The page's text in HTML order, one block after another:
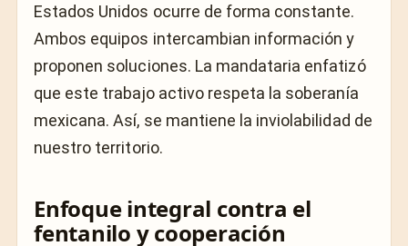
Estados Unidos ocurre de forma constante.
Ambos equipos intercambian información y
proponen soluciones. La mandataria enfatizó
que este trabajo activo respeta la soberanía
mexicana. Así, se mantiene la inviolabilidad de
nuestro territorio.
Enfoque integral contra el
fentanilo y cooperación